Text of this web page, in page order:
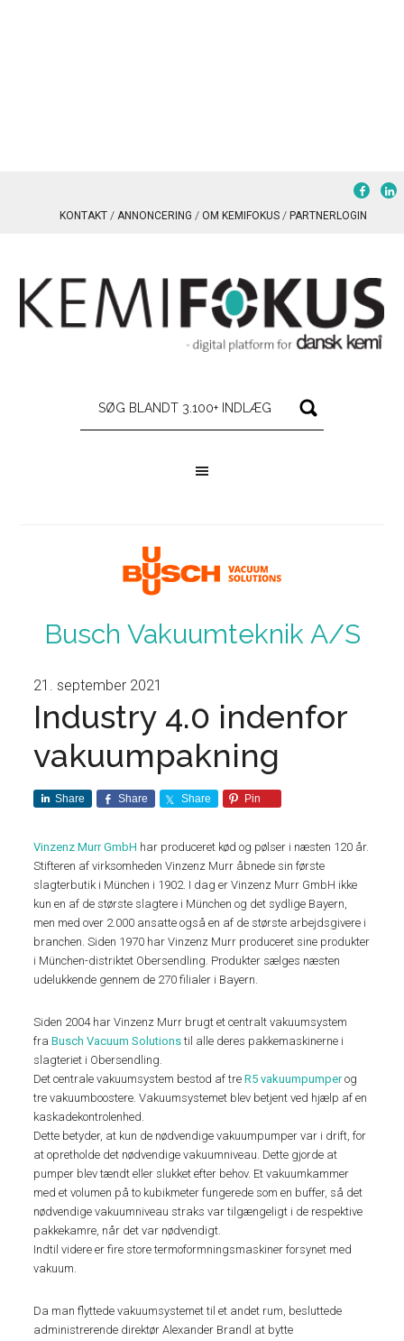
KONTAKT ANNONCERING OM KEMIFOKUS PARTNERLOGIN
Busch Vakuumteknik A/S
21. september 2021
Industry 4.0 indenfor
vakuumpakning
Share Share Share Pin
Vinzenz Murr GmbH har produceret kød og pølser i næsten 120 år.
Stifteren af virksomheden Vinzenz Murr åbnede sin første
slagterbutik i München i 1902. I dag er Vinzenz Murr GmbH ikke
kun en af de største slagtere i München og det sydlige Bayern,
men med over 2.000 ansatte også en af de største arbejdsgivere i
branchen. Siden 1970 har Vinzenz Murr produceret sine produkter
i München-distriktet Obersendling. Produkter sælges næsten
udelukkende gennem de 270 filialer i Bayern.
Siden 2004 har Vinzenz Murr brugt et centralt vakuumsystem
fraBusch Vacuum Solutionstil alle deres pakkemaskinerne i
slagteriet i Obersendling.
Det centrale vakuumsystem bestod af treR5 vakuumpumperog
tre vakuumboostere. Vakuumsystemet blev betjent ved hjælp af en
kaskadekontrolenhed.
Dette betyder, at kun de nødvendige vakuumpumper var i drift, for
at opretholde det nødvendige vakuumniveau. Dette gjorde at
pumper blev tændt eller slukket efter behov. Et vakuumkammer
med et volumen på to kubikmeter fungerede som en buffer, så det
nødvendige vakuumniveau straks var tilgængeligt i de respektive
pakkekamre, når det var nødvendigt.
Indtil videre er fire store termoformningsmaskiner forsynet med
vakuum.
Da man flyttede vakuumsystemet til et andet rum, besluttede
administrerende direktør Alexander Brandl at bytte